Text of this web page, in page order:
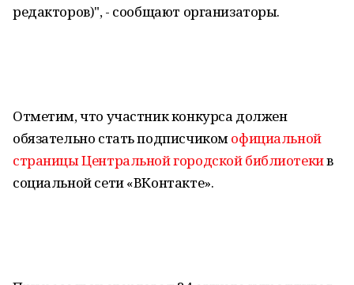
редакторов)", - сообщают организаторы.
Отметим, что участник конкурса должен
обязательно стать подписчикомофициальной
страницы Центральной городской библиотекив
социальной сети «ВКонтакте».